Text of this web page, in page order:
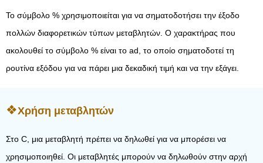
Το σύμβολο % χρησιμοποιείται για να σηματοδοτήσει την έξοδο
πολλών διαφορετικών τύπων μεταβλητών. Ο χαρακτήρας που
ακολουθεί το σύμβολο % είναι το ad, το οποίο σηματοδοτεί τη
ρουτίνα εξόδου για να πάρει μια δεκαδική τιμή και να την εξάγει.
Χρήση μεταβλητών
Στο C, μια μεταβλητή πρέπει να δηλωθεί για να μπορέσει να
χρησιμοποιηθεί. Οι μεταβλητές μπορούν να δηλωθούν στην αρχή